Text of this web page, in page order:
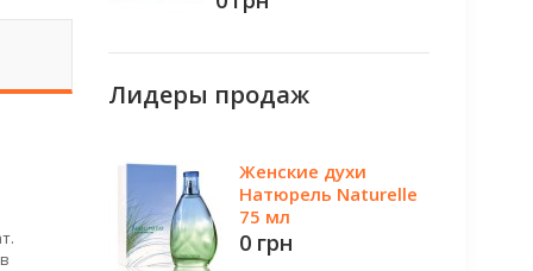
Лидеры продаж
Женские духи
Натюрель Naturelle
75 мл
0 грн